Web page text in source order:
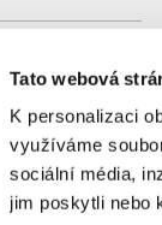
Tato webová
K personalizaci
využíváme
sociální média,
jim poskytli nebo